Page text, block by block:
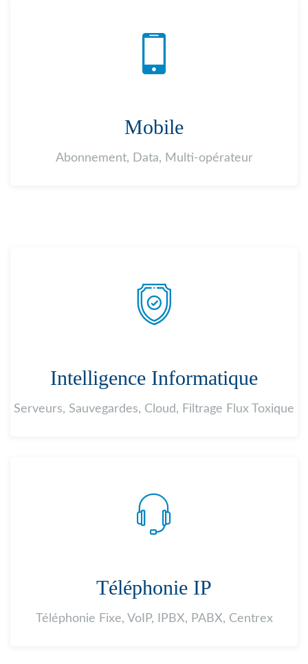
Mobile
Abonnement, Data, Multi-opérateur
Intelligence Informatique
Serveurs, Sauvegardes, Cloud, Filtrage Flux Toxique
Téléphonie IP
Téléphonie Fixe, VoIP, IPBX, PABX, Centrex